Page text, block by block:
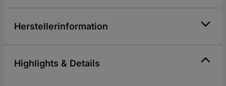
Herstellerinformation
Highlights & Details